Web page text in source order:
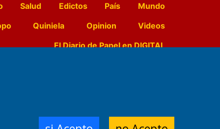
Salud Edictos País
Mundo
Quiniela Opinion
Videos
El Diario de Papel en DIGITAL